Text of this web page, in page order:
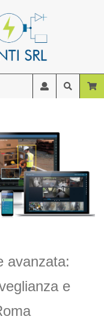
avanzata:
e